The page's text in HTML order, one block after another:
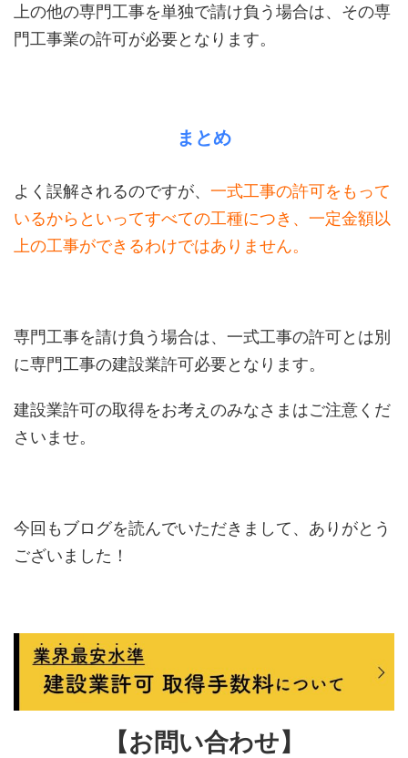
上の他の専門工事を単独で請け負う場合は、その専
門工事業の許可が必要となります。
まとめ
よく誤解されるのですが、 一式工事の許可をもって
いるからといってすべての工種につき、一定金額以
上の工事ができるわけではありません。
専門工事を請け負う場合は、一式工事の許可とは別
に専門工事の建設業許可必要となります。
建設業許可の取得をお考えのみなさまはご注意くだ
さいませ。
今回もブログを読んでいただきまして、ありがとう
ございました！
【お問い合わせ】